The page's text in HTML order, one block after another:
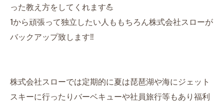
った教え方をしてくれます💪
1から頑張って独立したい人ももちろん株式会社スローが
バックアップ致します‼️
株式会社スローでは定期的に夏は琵琶湖や海にジェット
スキーに行ったりバーベキューや社員旅行等もあり福利